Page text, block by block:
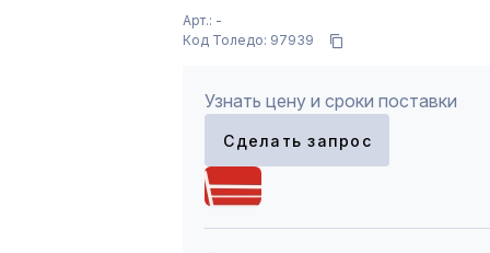
Арт.: -
Код Толедо: 97939
Узнать цену и сроки поставки
Сделать запрос